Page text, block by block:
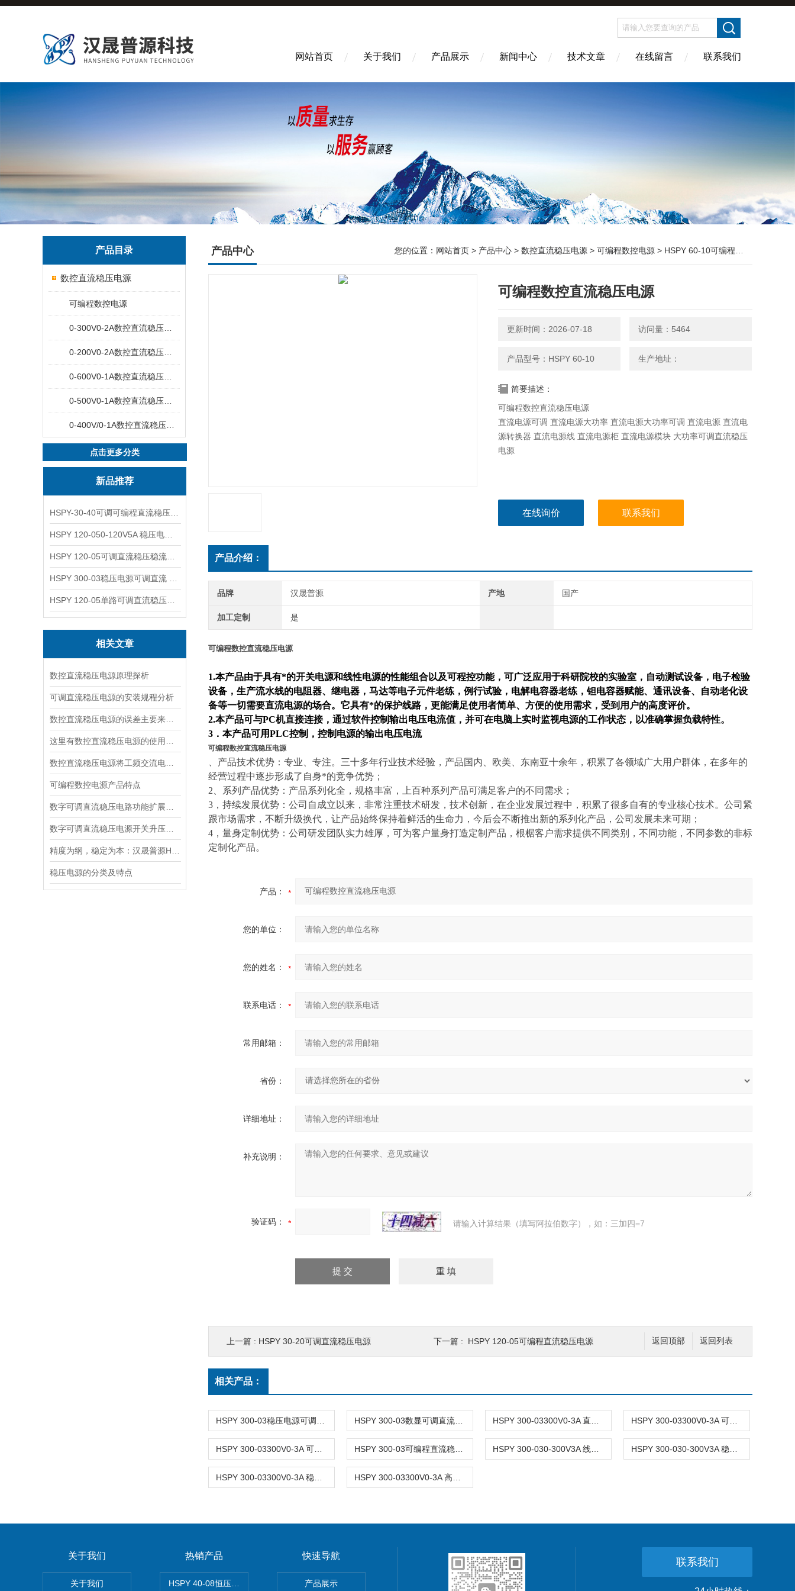
网站首页 关于我们 产品展示 新闻中心 技术文章 在线留言 联系我们
产品目录
数控直流稳压电源
可编程数控电源
点击更多分类
新品推荐
相关文章
数控直流稳压电源原理探析
可调直流稳压电源的安装规程分析
可编程数控电源产品特点
稳压电源的分类及特点
产品中心 您的位置： 网站首页 > 产品中心 > 数控直流稳压电源 > 可编程数控电源 > HSPY 60-10可编程数控直流稳压电源
可编程数控直流稳压电源
更新时间：2026-07-18 访问量：5464
产品型号：HSPY 60-10 生产地址：
简要描述：
可编程数控直流稳压电源
直流电源可调 直流电源大功率 直流电源大功率可调 直流电源 直流电
源转换器 直流电源线 直流电源柜 直流电源模块 大功率可调直流稳压
电源
在线询价 联系我们
产品介绍：
品牌 汉晟普源 产地 国产
加工定制 是
可编程数控直流稳压电源
1.本产品由于具有*的开关电源和线性电源的性能组合以及可程控功能，可广泛应用于科研院校的实验室，自动测试设备，电子检验
设备，生产流水线的电阻器、继电器，马达等电子元件老练，例行试验，电解电容器老练，钽电容器赋能、通讯设备、自动老化设
备等一切需要直流电源的场合。它具有*的保护线路，更能满足使用者简单、方便的使用需求，受到用户的高度评价。
2.本产品可与PC机直接连接，通过软件控制输出电压电流值，并可在电脑上实时监视电源的工作状态，以准确掌握负载特性。
3 ． 本产品可用PLC控制，控制电源的输出电压电流
可编程数控直流稳压电源
、产品技术优势：专业、专注。三十多年行业技术经验，产品国内、欧美、东南亚十余年，积累了各领域广大用户群体， 在多年的
经营过程中逐步形成了自身*的竞争优势 ；
2、系列产品优势：产品系列化全，规格丰富，上百种系列产品可满足客户的不同需求；
3，持续发展优势： 公司自成立以来， 非常注重技术研发，技术创新， 在企业发展过程中，积累了很多自有的专业核心技术。公司 紧
跟市场需求，不断升级换代， 让产品始终保持着鲜活的生命力 ，今后会不断推出新的系列化产品，公司发展未来可期；
4，量身定制优势：公司研发团队实力雄厚，可为客户量身打造定制产品，根椐客户需求提供不同类别，不同功能，不同参数的非标
定制化产品。
产品：
您的单位：
您的姓名：
联系电话：
常用邮箱：
省份：
详细地址：
补充说明：
验证码： 请输入计算结果（填写阿拉伯数字），如：三加四=7
返回列表
返回顶部
上一篇 : HSPY 30-20可调直流稳压电源 下一篇 : HSPY 120-05可编程直流稳压电源
相关产品：
关于我们
关于我们
热销产品
HSPY 40-08恒压恒流恒功率电源
快速导航
产品展示
联系我们